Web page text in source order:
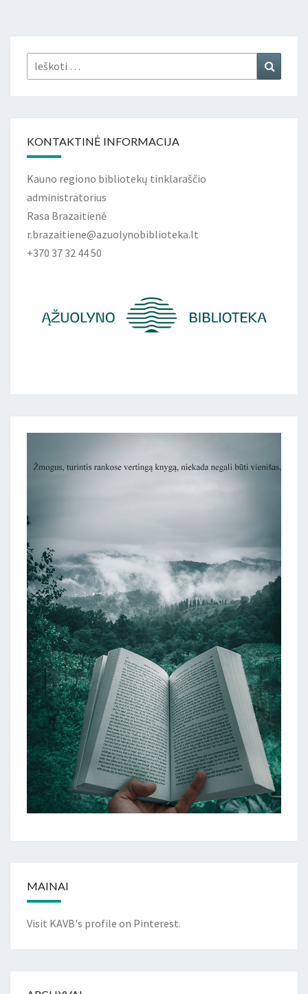
Ieškoti:
KONTAKTINĖ INFORMACIJA
Kauno regiono bibliotekų tinklaraščio
administratorius
Rasa Brazaitienė
r.brazaitiene@azuolynobiblioteka.lt
+370 37 32 44 50
MAINAI
Visit KAVB's profile on Pinterest.